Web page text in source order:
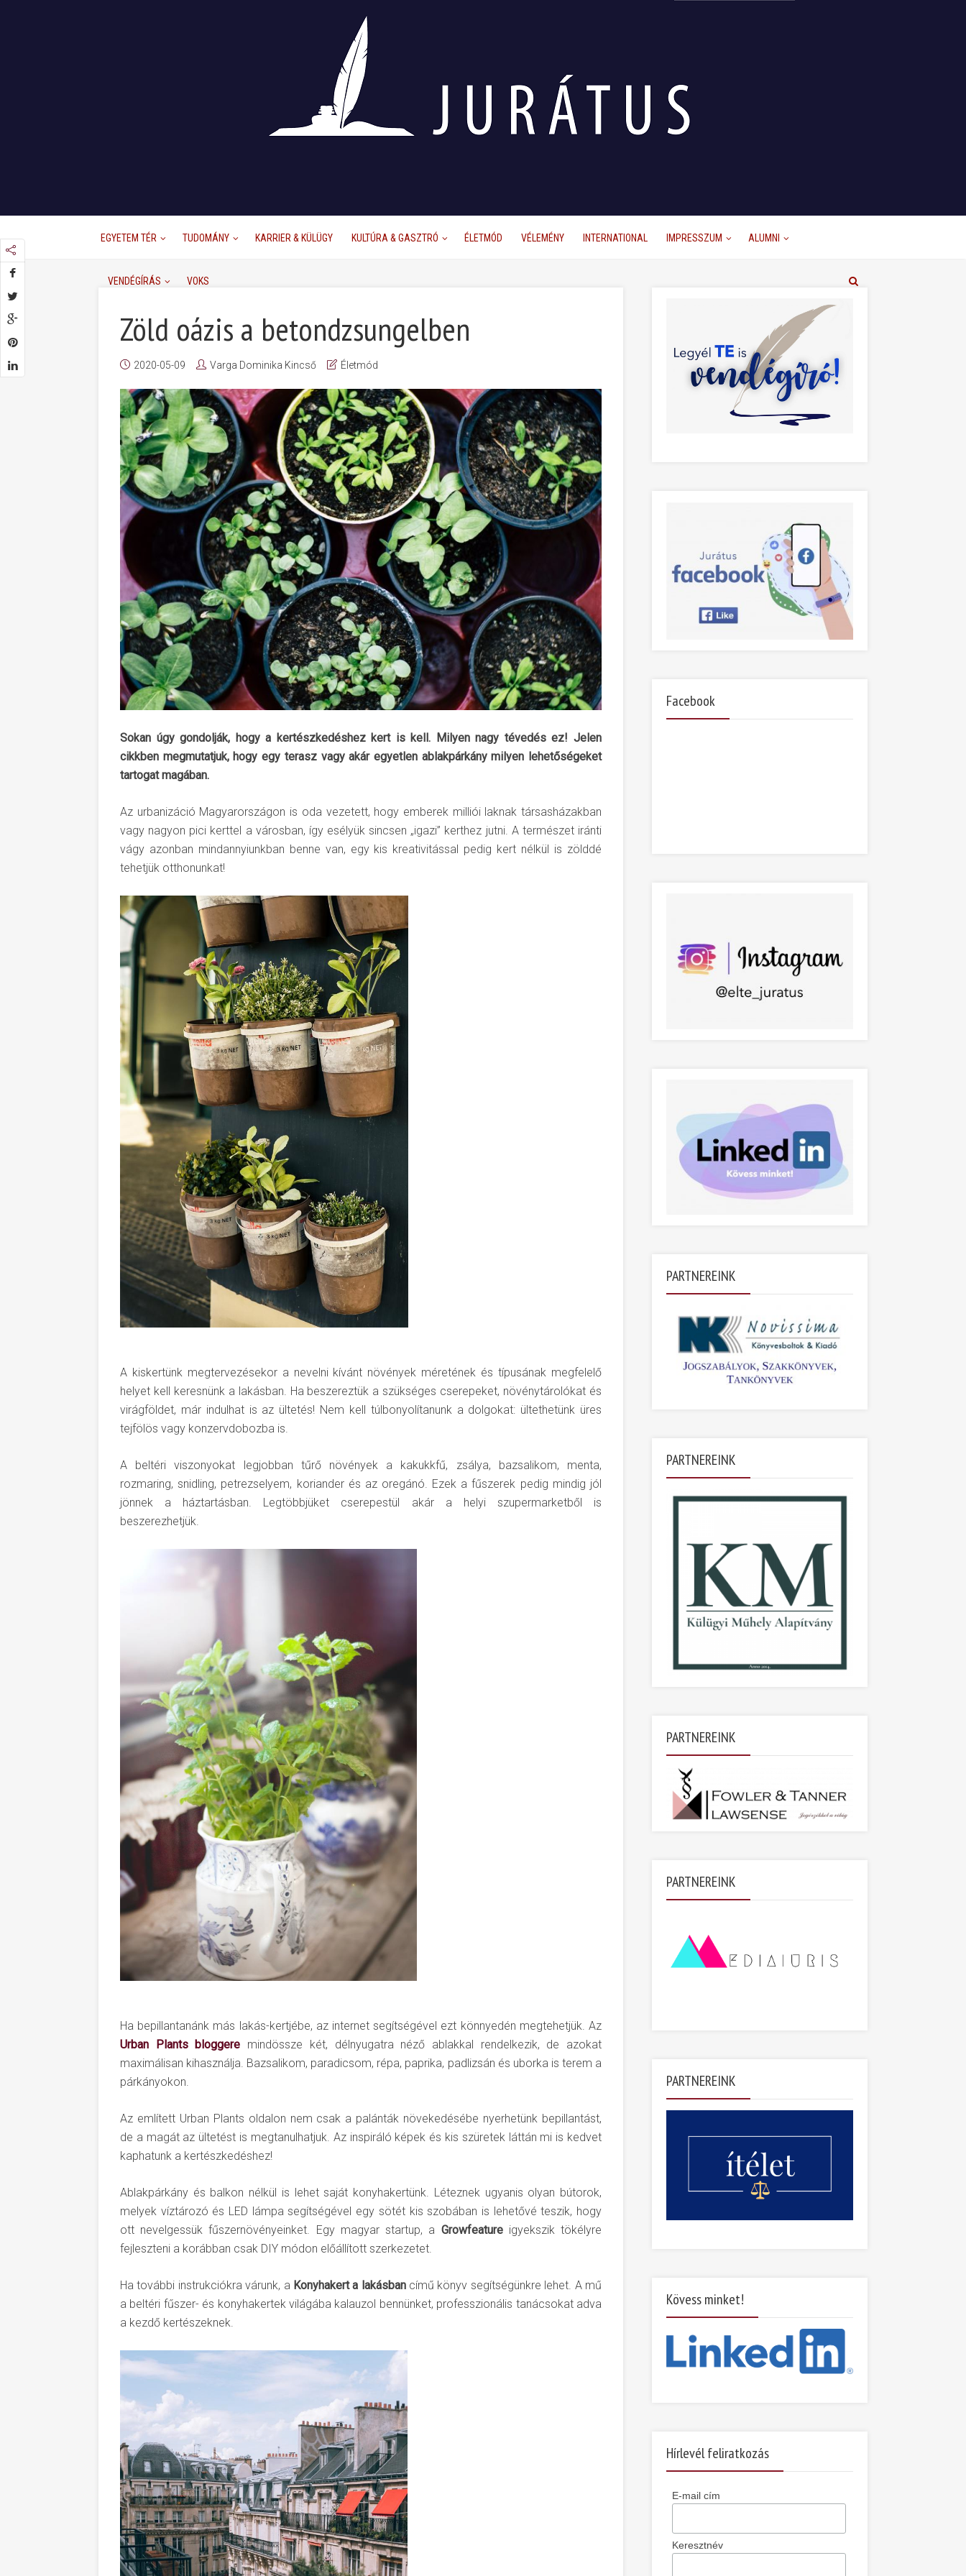
EGYETEM TÉR TUDOMÁNY KARRIER & KÜLÜGY KULTÚRA & GASZTRÓ ÉLETMÓD VÉLEMÉNY INTERNATIONAL IMPRESSZUM ALUMNI
VENDÉGÍRÁS VOKS
Zöld oázis a betondzsungelben
2020-05-09 Varga Dominika Kincső Életmód
Sokan úgy gondolják, hogy a kertészkedéshez kert is kell. Milyen nagy tévedés ez! Jelen
cikkben megmutatjuk, hogy egy terasz vagy akár egyetlen ablakpárkány milyen lehetőségeket
tartogat magában.
Az urbanizáció Magyarországon is oda vezetett, hogy emberek milliói laknak társasházakban
vagy nagyon pici kerttel a városban, így esélyük sincsen „igazi” kerthez jutni. A természet iránti
vágy azonban mindannyiunkban benne van, egy kis kreativitással pedig kert nélkül is zölddé
tehetjük otthonunkat!
A kiskertünk megtervezésekor a nevelni kívánt növények méretének és típusának megfelelő
helyet kell keresnünk a lakásban. Ha beszereztük a szükséges cserepeket, növénytárolókat és
virágföldet, már indulhat is az ültetés! Nem kell túlbonyolítanunk a dolgokat: ültethetünk üres
tejfölös vagy konzervdobozba is.
A beltéri viszonyokat legjobban tűrő növények a kakukkfű, zsálya, bazsalikom, menta,
rozmaring, snidling, petrezselyem, koriander és az oregánó. Ezek a fűszerek pedig mindig jól
jönnek a háztartásban. Legtöbbjüket cserepestül akár a helyi szupermarketből is
beszerezhetjük.
Ha bepillantanánk más lakás-kertjébe, az internet segítségével ezt könnyedén megtehetjük. Az
Urban Plants bloggere mindössze két, délnyugatra néző ablakkal rendelkezik, de azokat
maximálisan kihasználja. Bazsalikom, paradicsom, répa, paprika, padlizsán és uborka is terem a
párkányokon.
Az említett Urban Plants oldalon nem csak a palánták növekedésébe nyerhetünk bepillantást,
de a magát az ültetést is megtanulhatjuk. Az inspiráló képek és kis szüretek láttán mi is kedvet
kaphatunk a kertészkedéshez!
Ablakpárkány és balkon nélkül is lehet saját konyhakertünk. Léteznek ugyanis olyan bútorok,
melyek víztározó és LED lámpa segítségével egy sötét kis szobában is lehetővé teszik, hogy
ott nevelgessük fűszernövényeinket. Egy magyar startup, a Growfeatureigyekszik tökélyre
fejleszteni a korábban csak DIY módon előállított szerkezetet.
Ha további instrukciókra várunk, a Konyhakert a lakásbancímű könyv segítségünkre lehet. A mű
a beltéri fűszer- és konyhakertek világába kalauzol bennünket, professzionális tanácsokat adva
a kezdő kertészeknek.
Facebook
PARTNEREINK
PARTNEREINK
PARTNEREINK
PARTNEREINK
PARTNEREINK
Kövess minket!
Hírlevél feliratkozás
E-mail cím
Keresztnév